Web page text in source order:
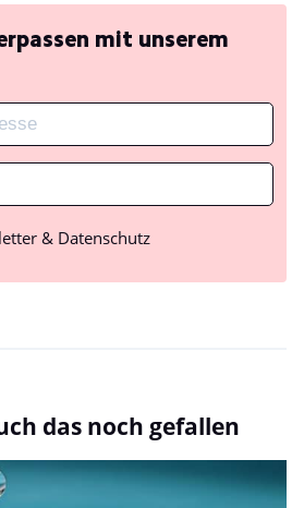
mit unserem
& Datenschutz
das noch gefallen